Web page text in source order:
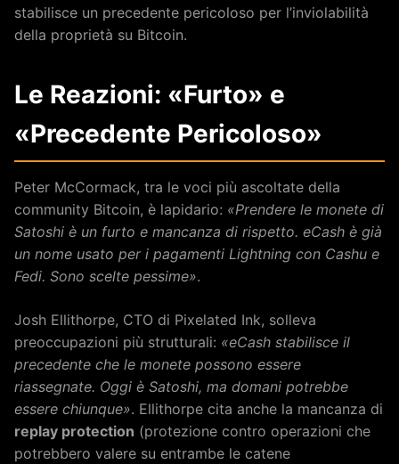
stabilisce un precedente pericoloso per l’inviolabilità
della proprietà su Bitcoin.
Le Reazioni: «Furto» e
«Precedente Pericoloso»
Peter McCormack, tra le voci più ascoltate della
community Bitcoin, è lapidario: «Prendere le monete di
Satoshi è un furto e mancanza di rispetto. eCash è già
un nome usato per i pagamenti Lightning con Cashu e
Fedi. Sono scelte pessime».
Josh Ellithorpe, CTO di Pixelated Ink, solleva
preoccupazioni più strutturali: «eCash stabilisce il
precedente che le monete possono essere
riassegnate. Oggi è Satoshi, ma domani potrebbe
essere chiunque». Ellithorpe cita anche la mancanza di
replay protection (protezione contro operazioni che
potrebbero valere su entrambe le catene